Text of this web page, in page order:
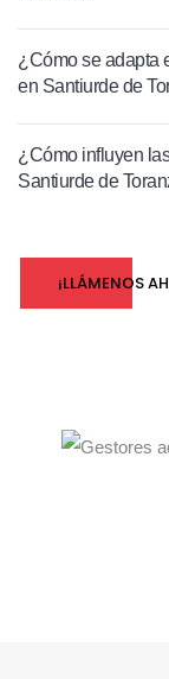
¿Cómo se adapta
en Santiurde de
¿Cómo influyen
Santiurde de
¡LLÁMENOS